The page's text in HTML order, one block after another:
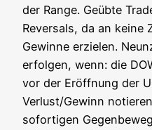
der Ran­ge. Geüb­te
Rever­sals, da an kei­ne
Gewin­ne erzie­len.
erfol­gen, wenn: die
vor der Eröff­nung der
Verlust/Gewinn
sofor­ti­gen